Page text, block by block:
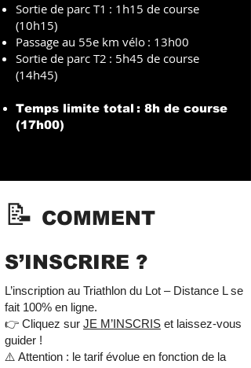
📝 COMMENT
S’INSCRIRE ?
L’inscription au Triathlon du Lot – Distance L se
fait 100% en ligne.
👉 Cliquez sur JE M’INSCRIS et laissez-vous
guider !
⚠️ Attention : le tarif évolue en fonction de la
Sortie de parc T1 : 1h15 de course
(10h15)
Passage au 55e km vélo : 13h00
Sortie de parc T2 : 5h45 de course
(14h45)
Temps limite total : 8h de course
(17h00)